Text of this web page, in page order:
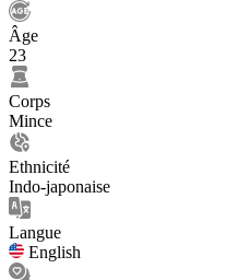
Âge
23
Corps
Mince
Ethnicité
Indo-japonaise
Langue
English